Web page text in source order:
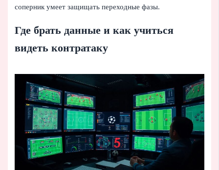
соперник умеет защищать переходные фазы.
Где брать данные и как учиться
видеть контратаку